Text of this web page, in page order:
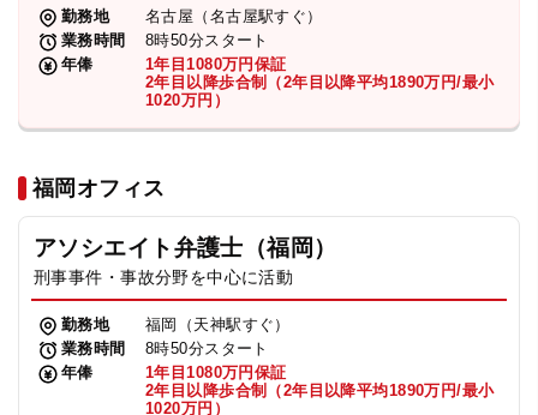
勤務地
名古屋（名古屋駅すぐ）
業務時間
8時50分スタート
年俸
1年目1080万円保証
2年目以降歩合制（2年目以降平均1890万円/最小
1020万円）
福岡オフィス
アソシエイト弁護士（福岡）
刑事事件・事故分野を中心に活動
勤務地
福岡（天神駅すぐ）
業務時間
8時50分スタート
年俸
1年目1080万円保証
2年目以降歩合制（2年目以降平均1890万円/最小
1020万円）